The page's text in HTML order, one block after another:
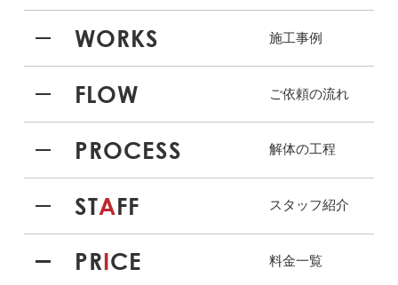
WORKS 施工事例
FLOW ご依頼の流れ
PROCESS 解体の工程
STAFF スタッフ紹介
PRICE 料金一覧